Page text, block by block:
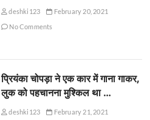
deshki123
February 20, 2021
No Comments
प्रियंका चोपड़ा ने एक कार में गाना गाकर,
लुक को पहचानना मुश्किल था …
deshki123
February 21, 2021